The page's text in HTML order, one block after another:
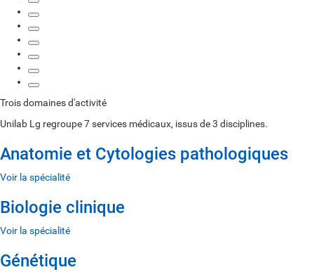
Trois domaines d'activité
Unilab Lg regroupe 7 services médicaux, issus de 3 disciplines.
Anatomie et Cytologies pathologiques
Voir la spécialité
Biologie clinique
Voir la spécialité
Génétique